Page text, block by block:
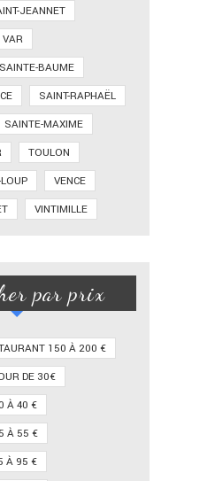
JEANNET
VAR
BAUME
SAINT-RAPHAËL
SAINTE-MAXIME
TOULON
VENCE
VINTIMILLE
par prix
150 À 200 €
DE 30€
À 40 €
À 55 €
À 95 €